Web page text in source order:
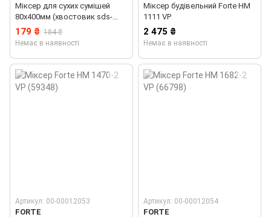
Міксер для сухих сумішей
80х400мм (хвостовик sds-
plus) Сталь
179 ₴ 184 ₴
Немає в наявності
Міксер будівельний Forte HM
1111 VP
2 475 ₴
Немає в наявності
Артикул: 00-00012053
FORTE
Артикул: 00-00012054
FORTE